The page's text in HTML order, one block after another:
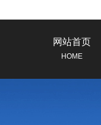
网站首页
HOME